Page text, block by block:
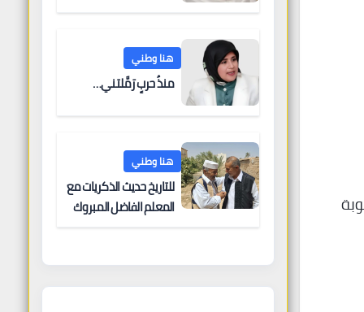
هنا وطني
منذُ حربٍ رَمَّلتني…
هنا وطني
للتاريخ حديث الذكريات مع
المعلم الفاضل المبروك